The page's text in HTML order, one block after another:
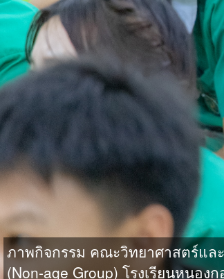
ภาพกิจกรรม คณะวิทยาศาสตร์แล
(Non-age Group) โรงเรียนหนอง